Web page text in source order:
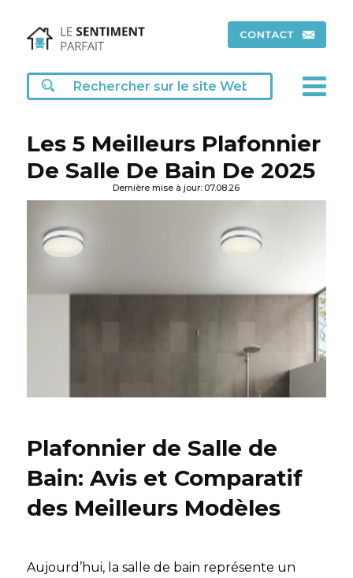
Les 5 Meilleurs Plafonnier
De Salle De Bain De 2025
Dernière mise à jour: 07.08.26
Plafonnier de Salle de
Bain: Avis et Comparatif
des Meilleurs Modèles
Aujourd’hui, la salle de bain représente un